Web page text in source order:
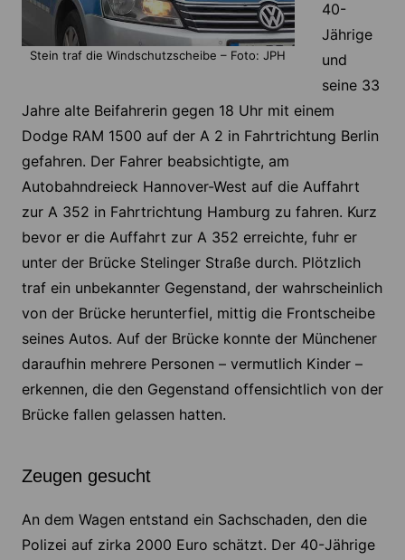
Stein traf die Windschutzscheibe – Foto: JPH
40-
Jährige
und
seine 33
Jahre alte Beifahrerin gegen 18 Uhr mit einem
Dodge RAM 1500 auf der A 2 in Fahrtrichtung Berlin
gefahren. Der Fahrer beabsichtigte, am
Autobahndreieck Hannover-West auf die Auffahrt
zur A 352 in Fahrtrichtung Hamburg zu fahren. Kurz
bevor er die Auffahrt zur A 352 erreichte, fuhr er
unter der Brücke Stelinger Straße durch. Plötzlich
traf ein unbekannter Gegenstand, der wahrscheinlich
von der Brücke herunterfiel, mittig die Frontscheibe
seines Autos. Auf der Brücke konnte der Münchener
daraufhin mehrere Personen – vermutlich Kinder –
erkennen, die den Gegenstand offensichtlich von der
Brücke fallen gelassen hatten.
Zeugen gesucht
An dem Wagen entstand ein Sachschaden, den die
Polizei auf zirka 2000 Euro schätzt. Der 40-Jährige